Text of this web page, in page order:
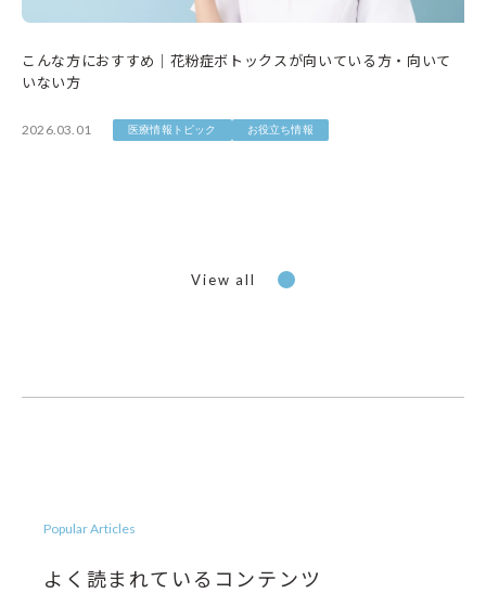
こんな方におすすめ｜花粉症ボトックスが向いている方・向いて
いない方
2026.03.01 医療情報トピック お役立ち情報
View all
Popular Articles
よく読まれているコンテンツ